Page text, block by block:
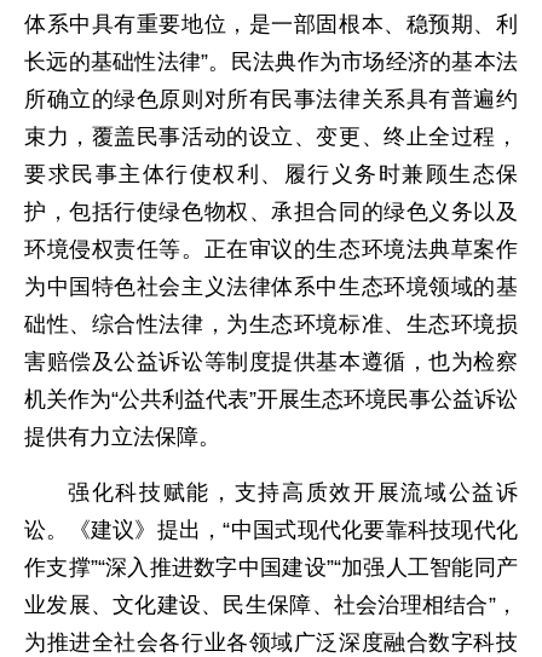
体系中具有重要地位，是一部固根本、稳预期、利
长远的基础性法律”。民法典作为市场经济的基本法
所确立的绿色原则对所有民事法律关系具有普遍约
束力，覆盖民事活动的设立、变更、终止全过程，
要求民事主体行使权利、履行义务时兼顾生态保
护，包括行使绿色物权、承担合同的绿色义务以及
环境侵权责任等。正在审议的生态环境法典草案作
为中国特色社会主义法律体系中生态环境领域的基
础性、综合性法律，为生态环境标准、生态环境损
害赔偿及公益诉讼等制度提供基本遵循，也为检察
机关作为“公共利益代表”开展生态环境民事公益诉讼
提供有力立法保障。
强化科技赋能，支持高质效开展流域公益诉
讼。《建议》提出，“中国式现代化要靠科技现代化
作支撑”“深入推进数字中国建设”“加强人工智能同产
业发展、文化建设、民生保障、社会治理相结合”，
为推进全社会各行业各领域广泛深度融合数字科技